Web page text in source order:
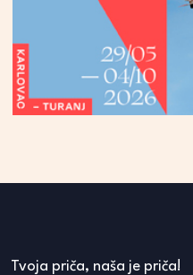
Tvoja priča, naša je priča!